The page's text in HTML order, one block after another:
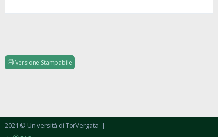
Versione Stampabile
2021 © Università di TorVergata |